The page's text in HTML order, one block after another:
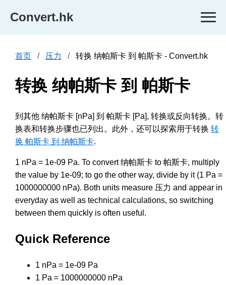
Convert.hk
首页 压力 转换 纳帕斯卡 到 帕斯卡 - Convert.hk
转换 纳帕斯卡 到 帕斯卡
到其他 纳帕斯卡 [nPa] 到 帕斯卡 [Pa], 转换或反向转换。转
换表和转换步骤也已列出。此外，还可以探索用于转换 转
换 帕斯卡 到 纳帕斯卡.
1 nPa = 1e-09 Pa. To convert 纳帕斯卡 to 帕斯卡, multiply
the value by 1e-09; to go the other way, divide by it (1 Pa =
1000000000 nPa). Both units measure 压力 and appear in
everyday as well as technical calculations, so switching
between them quickly is often useful.
Quick Reference
1 nPa = 1e-09 Pa
1 Pa = 1000000000 nPa